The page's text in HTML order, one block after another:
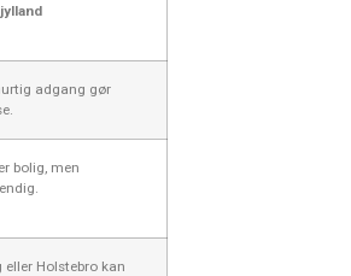
adgang gør
bolig, men
Holstebro kan